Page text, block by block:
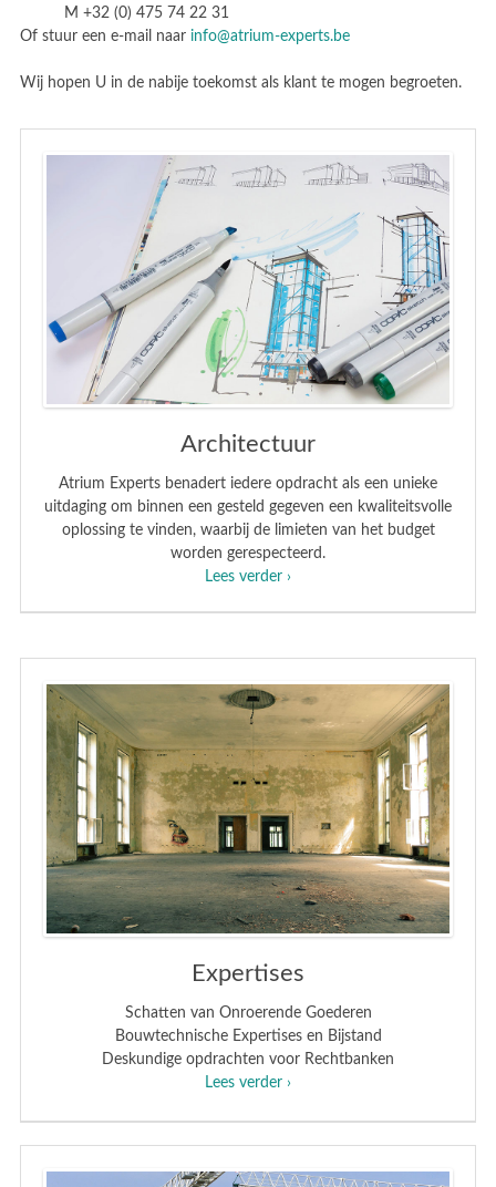
M +32 (0) 475 74 22 31
Of stuur een e-mail naar info@atrium-experts.be
Wij hopen U in de nabije toekomst als klant te mogen begroeten.
Architectuur
Atrium Experts benadert iedere opdracht als een unieke
uitdaging om binnen een gesteld gegeven een kwaliteitsvolle
oplossing te vinden, waarbij de limieten van het budget
worden gerespecteerd.
Lees verder ›
Expertises
Schatten van Onroerende Goederen
Bouwtechnische Expertises en Bijstand
Deskundige opdrachten voor Rechtbanken
Lees verder ›